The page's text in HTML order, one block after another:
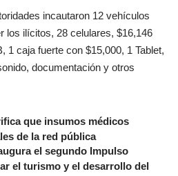
incautaron 12 vehículos
los ilícitos, 28 celulares, $16,146
1 caja fuerte con $15,000, 1 Tablet,
documentación y otros
que insumos médicos
de la red pública
el segundo Impulso
el turismo y el desarrollo del